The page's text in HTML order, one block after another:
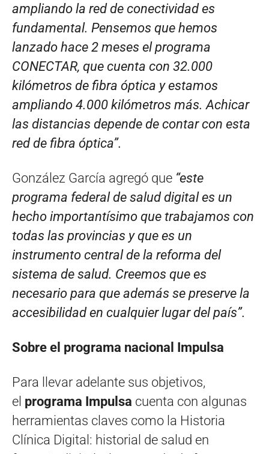
ampliando la red de conectividad es
fundamental. Pensemos que hemos
lanzado hace 2 meses el programa
CONECTAR, que cuenta con 32.000
kilómetros de fibra óptica y estamos
ampliando 4.000 kilómetros más. Achicar
las distancias depende de contar con esta
red de fibra óptica”.
González García agregó que “este
programa federal de salud digital es un
hecho importantísimo que trabajamos con
todas las provincias y que es un
instrumento central de la reforma del
sistema de salud. Creemos que es
necesario para que además se preserve la
accesibilidad en cualquier lugar del país”.
Sobre el programa nacional Impulsa
Para llevar adelante sus objetivos,
el programa Impulsa cuenta con algunas
herramientas claves como la Historia
Clínica Digital: historial de salud en